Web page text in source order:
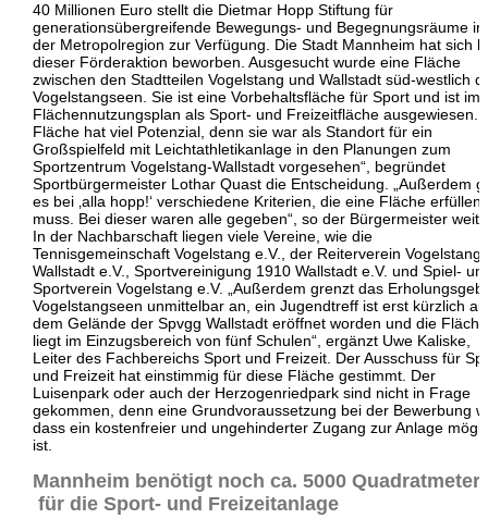
40 Millionen Euro stellt die Dietmar Hopp Stiftung für
generationsübergreifende Bewegungs- und Begegnungsräume in
der Metropolregion zur Verfügung. Die Stadt Mannheim hat sich
dieser Förderaktion beworben. Ausgesucht wurde eine Fläche
zwischen den Stadtteilen Vogelstang und Wallstadt süd-westlich
Vogelstangseen. Sie ist eine Vorbehaltsfläche für Sport und ist im
Flächennutzungsplan als Sport- und Freizeitfläche ausgewiesen.
Fläche hat viel Potenzial, denn sie war als Standort für ein
Großspielfeld mit Leichtathletikanlage in den Planungen zum
Sportzentrum Vogelstang-Wallstadt vorgesehen“, begründet
Sportbürgermeister Lothar Quast die Entscheidung. „Außerdem
es bei ‚alla hopp!‘ verschiedene Kriterien, die eine Fläche erfüllen
muss. Bei dieser waren alle gegeben“, so der Bürgermeister
In der Nachbarschaft liegen viele Vereine, wie die
Tennisgemeinschaft Vogelstang e.V., der Reiterverein Vogelstang-
Wallstadt e.V., Sportvereinigung 1910 Wallstadt e.V. und Spiel-
Sportverein Vogelstang e.V. „Außerdem grenzt das
Vogelstangseen unmittelbar an, ein Jugendtreff ist erst kürzlich
dem Gelände der Spvgg Wallstadt eröffnet worden und die Fläche
liegt im Einzugsbereich von fünf Schulen“, ergänzt Uwe Kaliske,
Leiter des Fachbereichs Sport und Freizeit. Der Ausschuss für
und Freizeit hat einstimmig für diese Fläche gestimmt. Der
Luisenpark oder auch der Herzogenriedpark sind nicht in Frage
gekommen, denn eine Grundvoraussetzung bei der Bewerbung
dass ein kostenfreier und ungehinderter Zugang zur Anlage
ist.
Mannheim benötigt noch ca. 5000 Quadratmeter
für die Sport- und Freizeitanlage